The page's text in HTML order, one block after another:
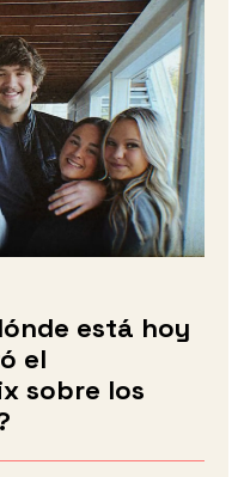
está hoy
el
sobre los